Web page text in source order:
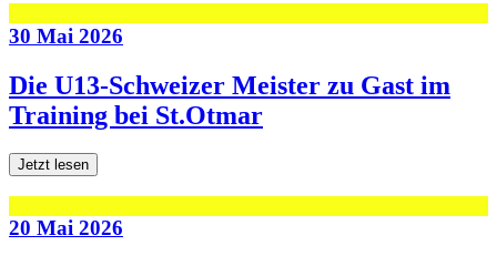
30 Mai 2026
Die U13-Schweizer Meister zu Gast im
Training bei St.Otmar
Jetzt lesen
20 Mai 2026